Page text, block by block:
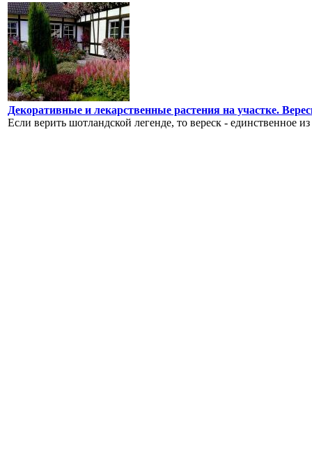
Декоративные и лекарственные растения на участке.
Если верить шотландской легенде, то вереск - единственное